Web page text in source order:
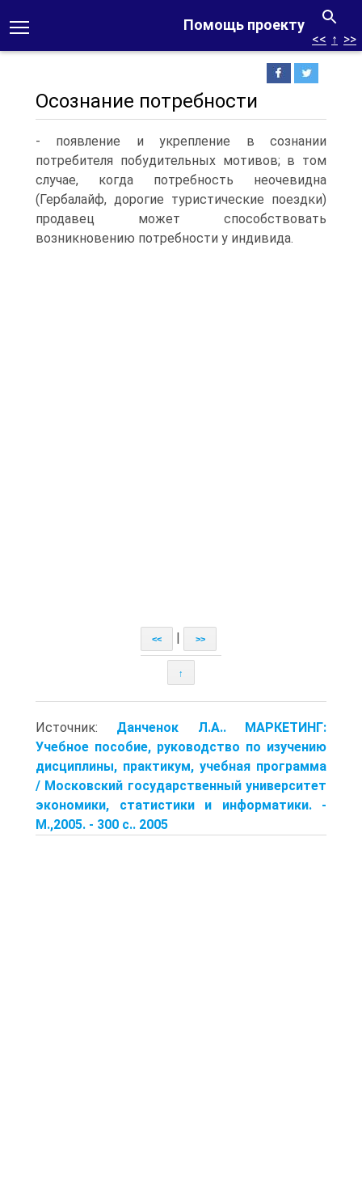
Помощь проекту
<< ↑ >>
Осознание потребности
- появление и укрепление в сознании
потребителя побудительных мотивов; в том
случае, когда потребность неочевидна
(Гербалайф, дорогие туристические поездки)
продавец может способствовать
возникновению потребности у индивида.
<< >>
↑
Источник: Данченок Л.А.. МАРКЕТИНГ:
Учебное пособие, руководство по изучению
дисциплины, практикум, учебная программа
/ Московский государственный университет
экономики, статистики и информатики. -
М.,2005. - 300 с.. 2005